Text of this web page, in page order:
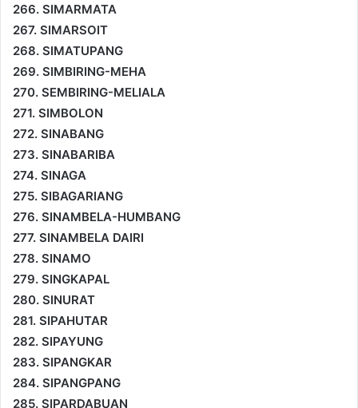
266. SIMARMATA
267. SIMARSOIT
268. SIMATUPANG
269. SIMBIRING-MEHA
270. SEMBIRING-MELIALA
271. SIMBOLON
272. SINABANG
273. SINABARIBA
274. SINAGA
275. SIBAGARIANG
276. SINAMBELA-HUMBANG
277. SINAMBELA DAIRI
278. SINAMO
279. SINGKAPAL
280. SINURAT
281. SIPAHUTAR
282. SIPAYUNG
283. SIPANGKAR
284. SIPANGPANG
285. SIPARDABUAN